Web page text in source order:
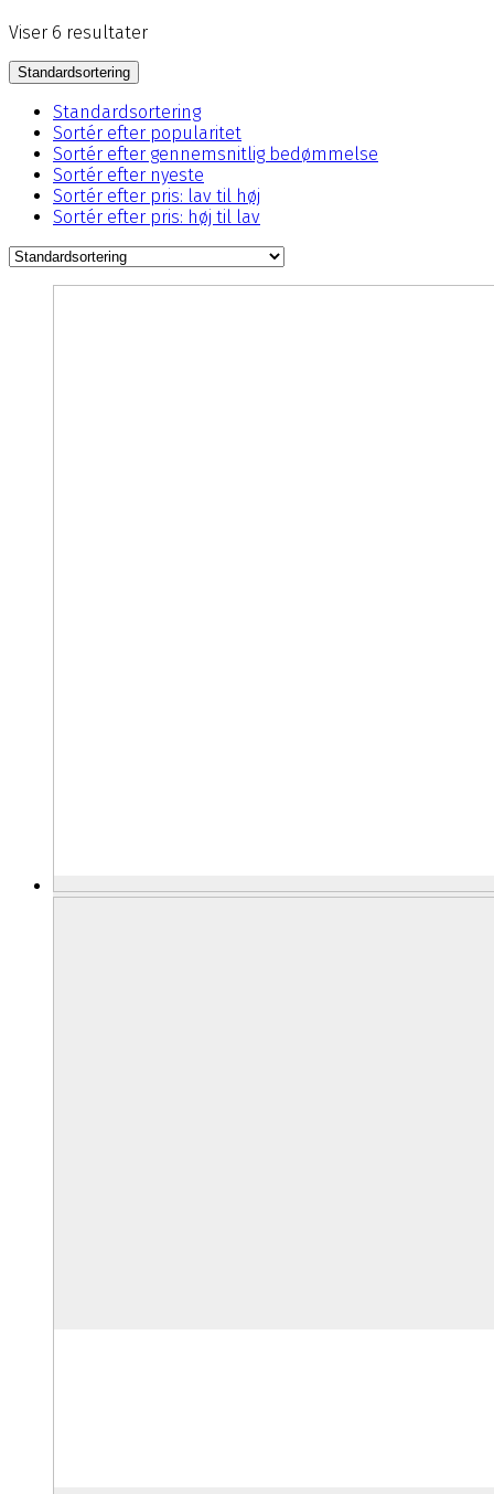
Viser 6 resultater
Standardsortering
Standardsortering
Sortér efter popularitet
Sortér efter gennemsnitlig bedømmelse
Sortér efter nyeste
Sortér efter pris: lav til høj
Sortér efter pris: høj til lav